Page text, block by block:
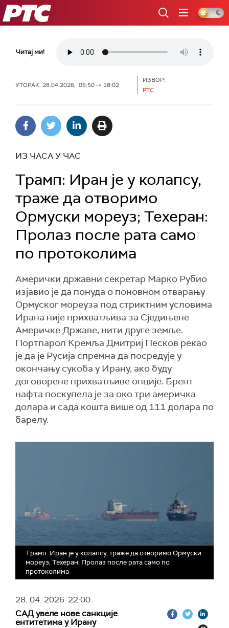
РТС
Читај ми!
УТОРАК, 28.04.2026, 05:50 -> 18:02
ИЗВОР:
РТС
ИЗ ЧАСА У ЧАС
Трамп: Иран је у колапсу,
траже да отворимо
Ормуски мореуз; Техеран:
Пролаз после рата само
по протоколима
Амерички државни секретар Марко Рубио
изјавио је да понуда о поновном отварању
Ормуског мореуза под стриктним условима
Ирана није прихватљива за Сједињене
Америчке Државе, нити друге земље.
Портпарол Кремља Дмитриј Песков рекао
је да је Русија спремна да посредује у
окончању сукоба у Ирану, ако буду
договорене прихватљиве опције. Брент
нафта поскупела је за око три америчка
долара и сада кошта више од 111 долара по
барелу.
Трамп: Иран је у колапсу, траже да отворимо Ормуски
мореуз; Техеран: Пролаз после рата само по
протоколима
28. 04. 2026.22:00
САД увеле нове санкције
ентитетима у Ирану